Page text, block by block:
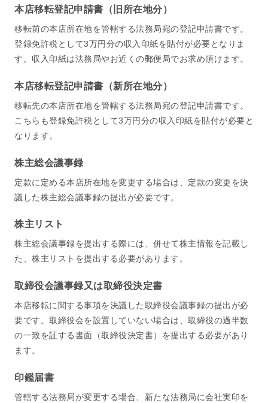
本店移転登記申請書（旧所在地分）
移転前の本店所在地を管轄する法務局宛の登記申請書です。
登録免許税として3万円分の収入印紙を貼付が必要となりま
す。収入印紙は法務局やお近くの郵便局でお求め頂けます。
本店移転登記申請書（新所在地分）
移転先の本店所在地を管轄する法務局宛の登記申請書です。
こちらも登録免許税として3万円分の収入印紙を貼付が必要と
なります。
株主総会議事録
定款に定める本店所在地を変更する場合は、定款の変更を決
議した株主総会議事録の提出が必要です。
株主リスト
株主総会議事録を提出する際には、併せて株主情報を記載し
た、株主リストを提出する必要があります。
取締役会議事録又は取締役決定書
本店移転に関する事項を決議した取締役会議事録の提出が必
要です。取締役会を設置していない場合は、取締役の過半数
の一致を証する書面（取締役決定書）を提出する必要があり
ます。
印鑑届書
管轄する法務局が変更する場合、新たな法務局に会社実印を